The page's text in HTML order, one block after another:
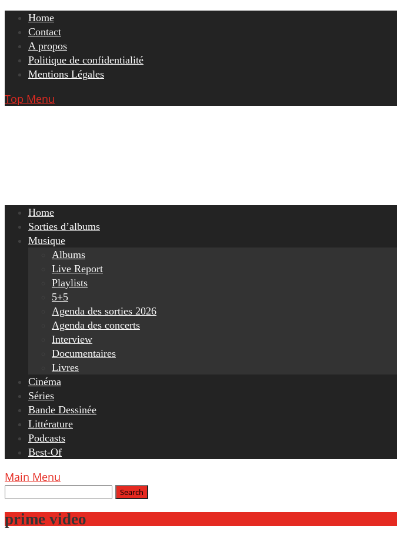
Skip
content
Home
Contact
A propos
Politique de confidentialité
Mentions Légales
Top Menu
Home
Sorties d’albums
Musique
Albums
Live Report
Playlists
5+5
Agenda des sorties 2026
Agenda des concerts
Interview
Documentaires
Livres
Cinéma
Séries
Bande Dessinée
Littérature
Podcasts
Best-Of
Main Menu
prime video